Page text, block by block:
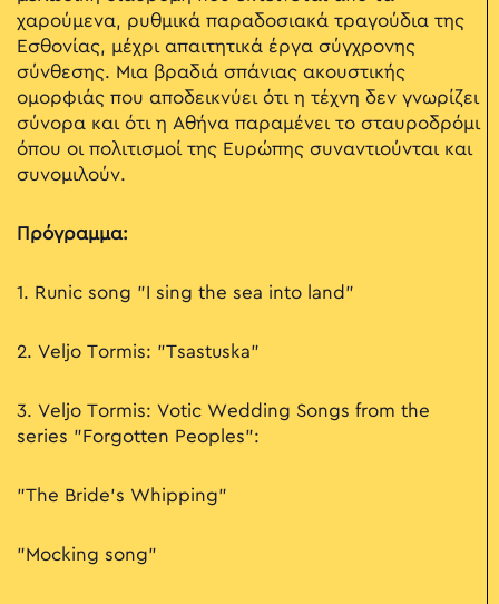
χαρούμενα, ρυθμικά παραδοσιακά τραγούδια της
Εσθονίας, μέχρι απαιτητικά έργα σύγχρονης
σύνθεσης. Μια βραδιά σπάνιας ακουστικής
ομορφιάς που αποδεικνύει ότι η τέχνη δεν γνωρίζει
σύνορα και ότι η Αθήνα παραμένει το σταυροδρόμι
όπου οι πολιτισμοί της Ευρώπης συναντιούνται και
συνομιλούν.
Πρόγραμμα:
1. Runic song "I sing the sea into land"
2. Veljo Tormis: "Tsastuska"
3. Veljo Tormis: Votic Wedding Songs from the
series "Forgotten Peoples":
"The Bride's Whipping"
"Mocking song"